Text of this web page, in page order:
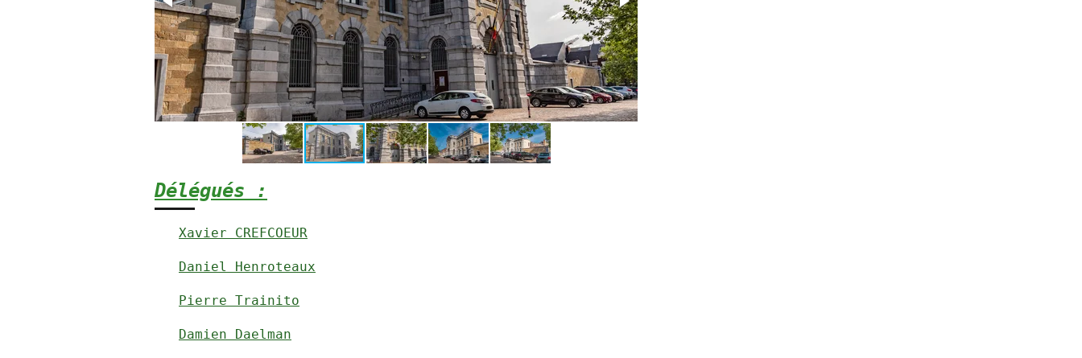
Délégués :
Xavier CREFCOEUR
Daniel Henroteaux
Pierre Trainito
Damien Daelman